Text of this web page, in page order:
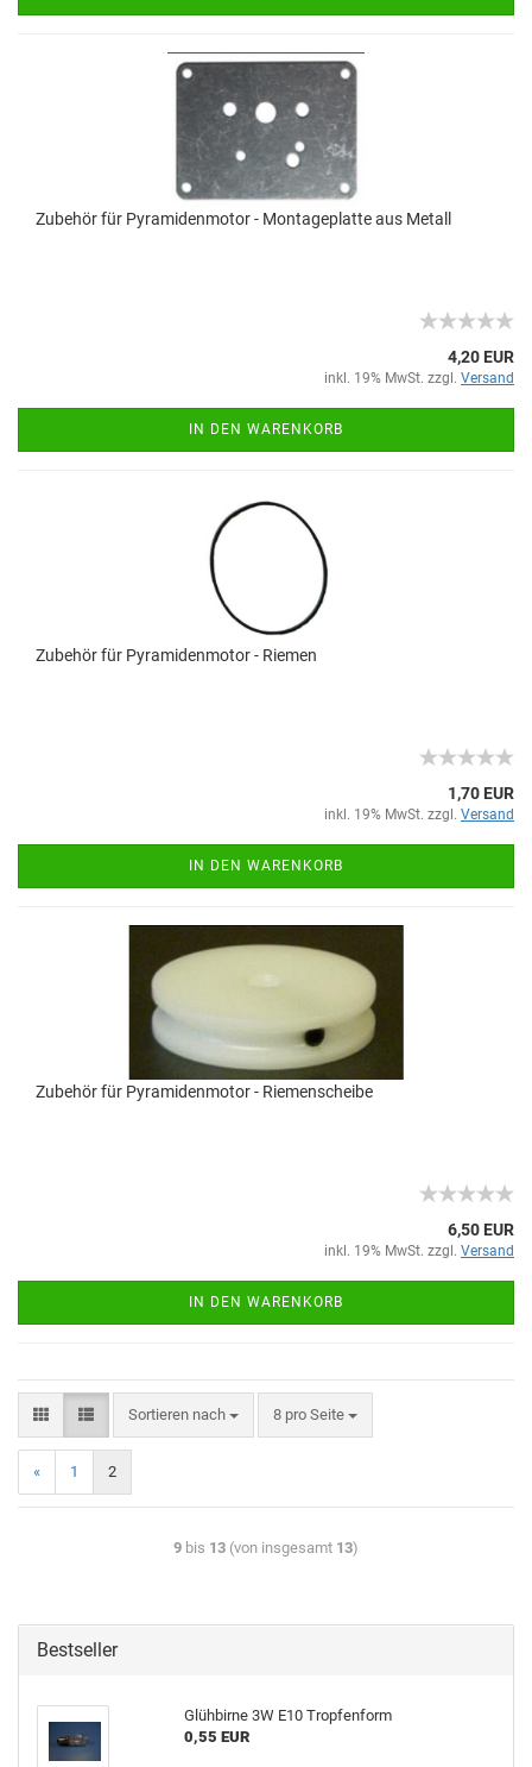
Zubehör für Pyramidenmotor - Montageplatte aus Metall
4,20 EUR
inkl. 19% MwSt. zzgl. Versand
IN DEN WARENKORB
Zubehör für Pyramidenmotor - Riemen
1,70 EUR
inkl. 19% MwSt. zzgl. Versand
IN DEN WARENKORB
Zubehör für Pyramidenmotor - Riemenscheibe
6,50 EUR
inkl. 19% MwSt. zzgl. Versand
IN DEN WARENKORB
Sortieren nach 8 pro Seite
« 1 2
9 bis 13 (von insgesamt 13)
Bestseller
Glühbirne 3W E10 Tropfenform
0,55 EUR